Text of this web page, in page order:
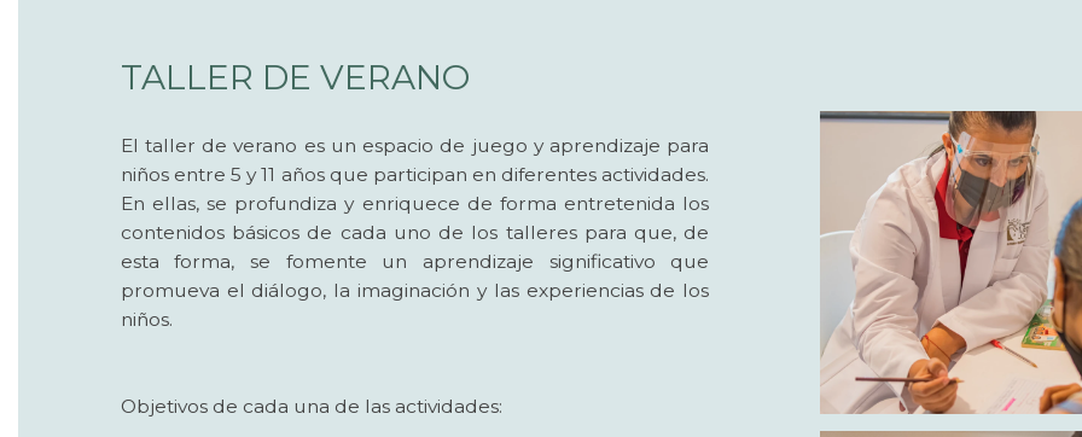
TALLER DE VERANO
El taller de verano es un espacio de juego y aprendizaje para
niños entre 5 y 11 años que participan en diferentes actividades.
En ellas, se profundiza y enriquece de forma entretenida los
contenidos básicos de cada uno de los talleres para que, de
esta forma, se fomente un aprendizaje significativo que
promueva el diálogo, la imaginación y las experiencias de los
niños.
Objetivos de cada una de las actividades: